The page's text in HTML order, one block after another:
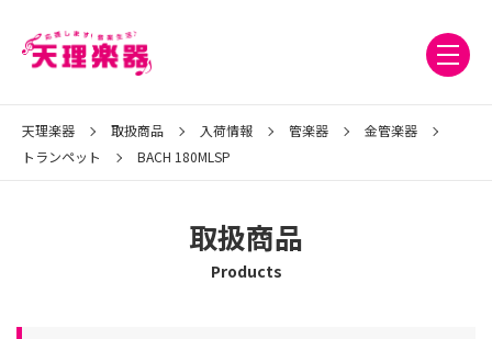
天理楽器 取扱商品 入荷情報 管楽器
金管楽器
トランペット
BACH 180MLSP
取扱商品
Products